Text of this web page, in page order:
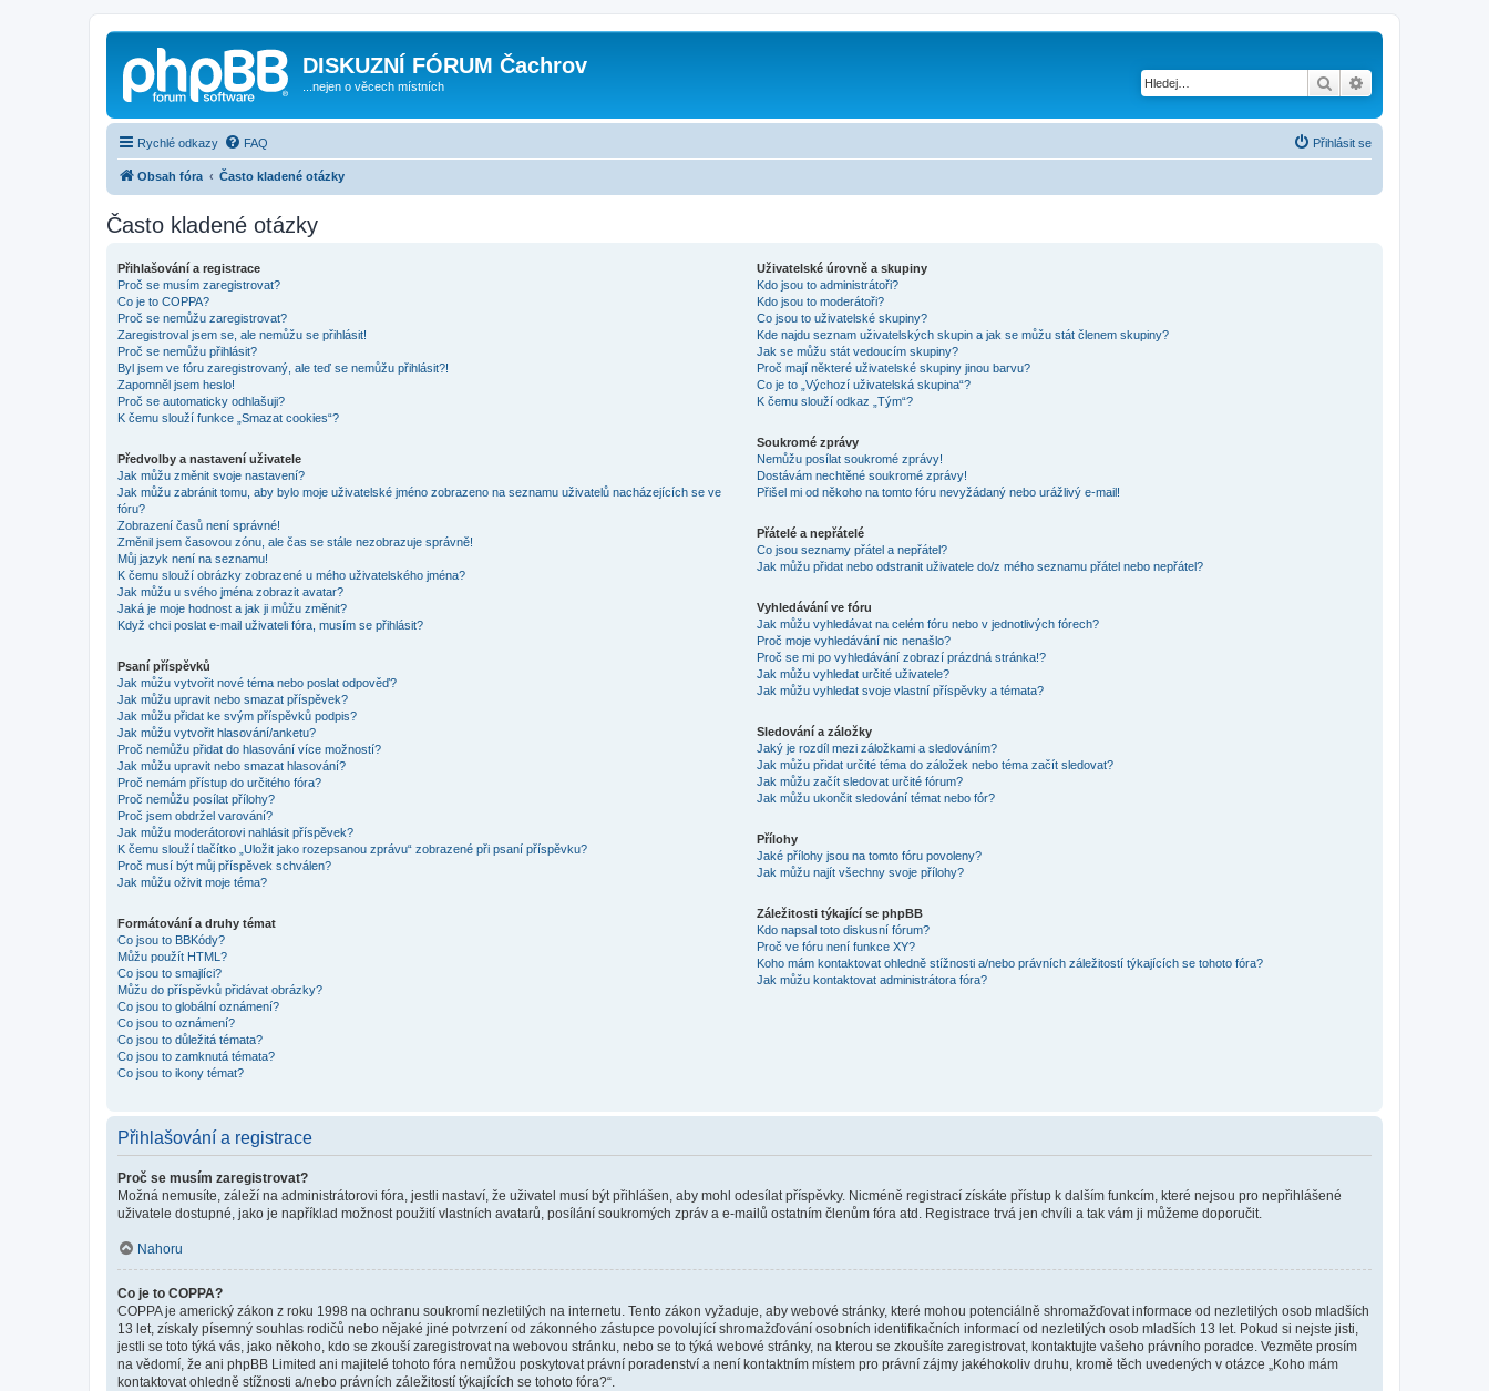
DISKUZNÍ FÓRUM Čachrov
...nejen o věcech místních Hledat
Rychlé odkazy FAQ Přihlásit se
Obsah fóra Často kladené otázky
Často kladené otázky
Přihlašování a registrace
Proč se musím zaregistrovat?
Co je to COPPA?
Proč se nemůžu zaregistrovat?
Zaregistroval jsem se, ale nemůžu se přihlásit!
Proč se nemůžu přihlásit?
Byl jsem ve fóru zaregistrovaný, ale teď se nemůžu přihlásit?!
Zapomněl jsem heslo!
Proč se automaticky odhlašuji?
K čemu slouží funkce „Smazat cookies“?
Předvolby a nastavení uživatele
Jak můžu změnit svoje nastavení?
Jak můžu zabránit tomu, aby bylo moje uživatelské jméno zobrazeno na seznamu uživatelů nacházejících se ve
fóru?
Zobrazení časů není správné!
Změnil jsem časovou zónu, ale čas se stále nezobrazuje správně!
Můj jazyk není na seznamu!
K čemu slouží obrázky zobrazené u mého uživatelského jména?
Jak můžu u svého jména zobrazit avatar?
Jaká je moje hodnost a jak ji můžu změnit?
Když chci poslat e-mail uživateli fóra, musím se přihlásit?
Psaní příspěvků
Jak můžu vytvořit nové téma nebo poslat odpověď?
Jak můžu upravit nebo smazat příspěvek?
Jak můžu přidat ke svým příspěvků podpis?
Jak můžu vytvořit hlasování/anketu?
Proč nemůžu přidat do hlasování více možností?
Jak můžu upravit nebo smazat hlasování?
Proč nemám přístup do určitého fóra?
Proč nemůžu posílat přílohy?
Proč jsem obdržel varování?
Jak můžu moderátorovi nahlásit příspěvek?
K čemu slouží tlačítko „Uložit jako rozepsanou zprávu“ zobrazené při psaní příspěvku?
Proč musí být můj příspěvek schválen?
Jak můžu oživit moje téma?
Formátování a druhy témat
Co jsou to BBKódy?
Můžu použít HTML?
Co jsou to smajlíci?
Můžu do příspěvků přidávat obrázky?
Co jsou to globální oznámení?
Co jsou to oznámení?
Co jsou to důležitá témata?
Co jsou to zamknutá témata?
Co jsou to ikony témat?
Uživatelské úrovně a skupiny
Kdo jsou to administrátoři?
Kdo jsou to moderátoři?
Co jsou to uživatelské skupiny?
Kde najdu seznam uživatelských skupin a jak se můžu stát členem skupiny?
Jak se můžu stát vedoucím skupiny?
Proč mají některé uživatelské skupiny jinou barvu?
Co je to „Výchozí uživatelská skupina“?
K čemu slouží odkaz „Tým“?
Soukromé zprávy
Nemůžu posílat soukromé zprávy!
Dostávám nechtěné soukromé zprávy!
Přišel mi od někoho na tomto fóru nevyžádaný nebo urážlivý e-mail!
Přátelé a nepřátelé
Co jsou seznamy přátel a nepřátel?
Jak můžu přidat nebo odstranit uživatele do/z mého seznamu přátel nebo nepřátel?
Vyhledávání ve fóru
Jak můžu vyhledávat na celém fóru nebo v jednotlivých fórech?
Proč moje vyhledávání nic nenašlo?
Proč se mi po vyhledávání zobrazí prázdná stránka!?
Jak můžu vyhledat určité uživatele?
Jak můžu vyhledat svoje vlastní příspěvky a témata?
Sledování a záložky
Jaký je rozdíl mezi záložkami a sledováním?
Jak můžu přidat určité téma do záložek nebo téma začít sledovat?
Jak můžu začít sledovat určité fórum?
Jak můžu ukončit sledování témat nebo fór?
Přílohy
Jaké přílohy jsou na tomto fóru povoleny?
Jak můžu najít všechny svoje přílohy?
Záležitosti týkající se phpBB
Kdo napsal toto diskusní fórum?
Proč ve fóru není funkce XY?
Koho mám kontaktovat ohledně stížnosti a/nebo právních záležitostí týkajících se tohoto fóra?
Jak můžu kontaktovat administrátora fóra?
Přihlašování a registrace
Proč se musím zaregistrovat?
Možná nemusíte, záleží na administrátorovi fóra, jestli nastaví, že uživatel musí být přihlášen, aby mohl odesílat příspěvky. Nicméně registrací získáte přístup k dalším funkcím, které nejsou pro nepřihlášené
uživatele dostupné, jako je například možnost použití vlastních avatarů, posílání soukromých zpráv a e-mailů ostatním členům fóra atd. Registrace trvá jen chvíli a tak vám ji můžeme doporučit.
Nahoru
Co je to COPPA?
COPPA je americký zákon z roku 1998 na ochranu soukromí nezletilých na internetu. Tento zákon vyžaduje, aby webové stránky, které mohou potenciálně shromažďovat informace od nezletilých osob mladších
13 let, získaly písemný souhlas rodičů nebo nějaké jiné potvrzení od zákonného zástupce povolující shromažďování osobních identifikačních informací od nezletilých osob mladších 13 let. Pokud si nejste jisti,
jestli se toto týká vás, jako někoho, kdo se zkouší zaregistrovat na webovou stránku, nebo se to týká webové stránky, na kterou se zkoušíte zaregistrovat, kontaktujte vašeho právního poradce. Vezměte prosím
na vědomí, že ani phpBB Limited ani majitelé tohoto fóra nemůžou poskytovat právní poradenství a není kontaktním místem pro právní zájmy jakéhokoliv druhu, kromě těch uvedených v otázce „Koho mám
kontaktovat ohledně stížnosti a/nebo právních záležitostí týkajících se tohoto fóra?“.